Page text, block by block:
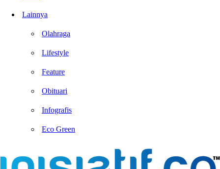
Lainnya
Olahraga
Lifestyle
Feature
Obituari
Infografis
Eco Green